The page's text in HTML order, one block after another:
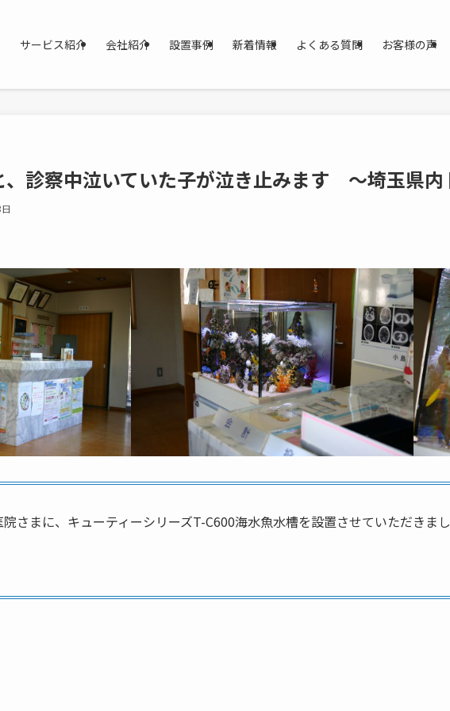
サービス紹介 会社紹介 設置事例 新着情報 よくある質問 お客様の声
、診察中泣いていた子が泣き止みます ～埼玉県内
さまに、キューティーシリーズT-C600海水魚水槽を設置させていただきま